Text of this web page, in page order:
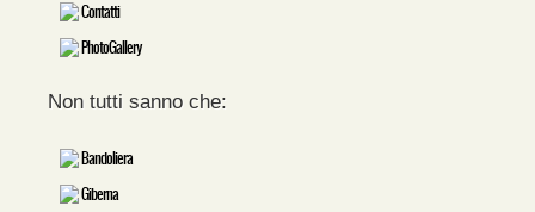
Contatti
PhotoGallery
Non tutti sanno che:
Bandoliera
Giberna